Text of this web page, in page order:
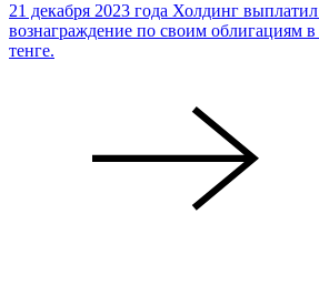
21 декабря 2023 года Холдинг
вознаграждение по своим облигациям
тенге.